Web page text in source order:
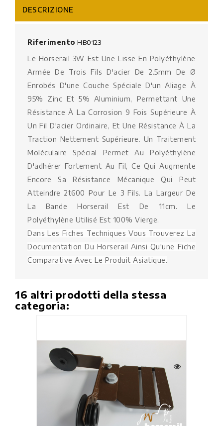
DESCRIZIONE
Riferimento HB0123
Le Horserail 3W Est Une Lisse En Polyéthylène
Armée De Trois Fils D'acier De 2.5mm De Ø
Enrobés D'une Couche Spéciale D'un Aliage À
95% Zinc Et 5% Aluminium, Permettant Une
Résistance À La Corrosion 9 Fois Supérieure À
Un Fil D'acier Ordinaire, Et Une Résistance À La
Traction Nettement Supérieure. Un Traitement
Moléculaire Spécial Permet Au Polyéthylène
D'adhérer Fortement Au Fil, Ce Qui Augmente
Encore Sa Résistance Mécanique Qui Peut
Atteindre 2t600 Pour Le 3 Fils. La Largeur De
La Bande Horserail Est De 11cm. Le
Polyéthylène Utilisé Est 100% Vierge.
Dans Les Fiches Techniques Vous Trouverez La
Documentation Du Horserail Ainsi Qu'une Fiche
Comparative Avec Le Produit Asiatique.
16 altri prodotti della stessa
categoria: